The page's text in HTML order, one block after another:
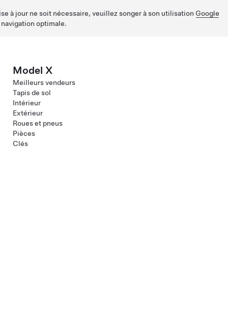
à jour ne soit nécessaire, veuillez songer à son utilisation Google
optimale.
Model X
Meilleurs vendeurs
Tapis de sol
Intérieur
Extérieur
Roues et pneus
Pièces
Clés